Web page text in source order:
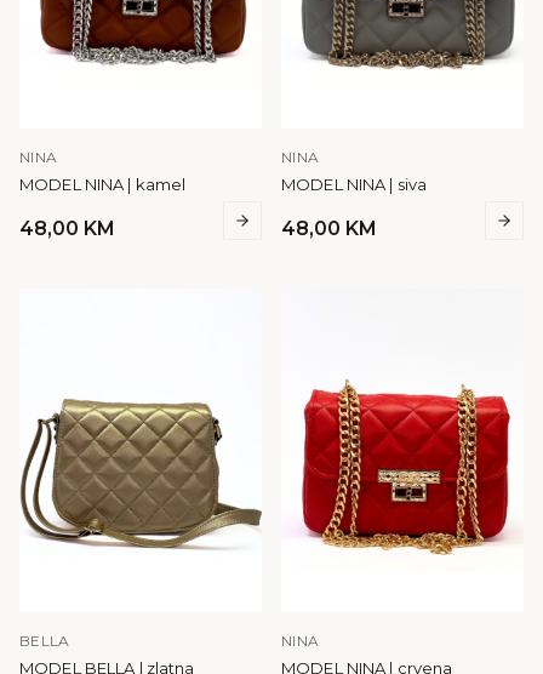
NINA
MODEL NINA | kamel
48,00 KM
NINA
MODEL NINA | siva
48,00 KM
BELLA
MODEL BELLA | zlatna
NINA
MODEL NINA | crvena